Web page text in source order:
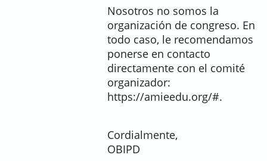
Nosotros no somos la
organización de congreso. En
todo caso, le recomendamos
ponerse en contacto
directamente con el comité
organizador:
https://amieedu.org/#.
Cordialmente,
OBIPD